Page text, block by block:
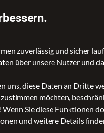
zuverlässig und sicher
über unsere Nutzer und
uns, diese Daten an Dritte
möchten,
Sie diese Funktionen
und weitere Details